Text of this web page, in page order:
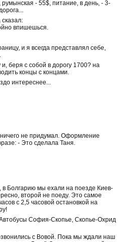
- 55$, питание, в день, - 3-
впишешься.
и я всегда представлял себе,
беря с собой в дорогу 1700? на
концы с концами.
интереснее...
не придумал. Оформление
- Это сделала Таня.
в Болгарию мы ехали на поезде Киев-
второй не поеду. Это самое
с 2,5 часовой остановкой на
София-Скопье, Скопье-Охрид
с Вовой. Пока мы ждали наш